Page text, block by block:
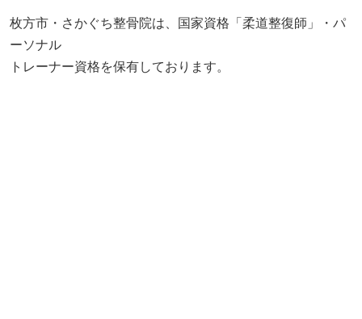
枚方市・さかぐち整骨院は、国家資格「柔道整復師」・パ
ーソナル
トレーナー資格を保有しております。